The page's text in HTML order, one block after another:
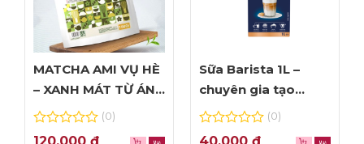
MATCHA AMI VỤ HÈ
– XANH MÁT TỪ ÁNH
NHÌN ĐẦU TIÊN
0
(0)
Sữa Barista 1L –
chuyên gia tạo
Foam đỉnh cao
0
(0)